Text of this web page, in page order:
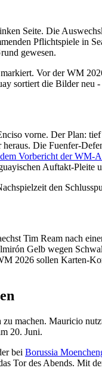
Seite. Die
Pflichtspiele in
gewesen.
Vor der WM
sortiert die Bilder neu
vorne. Der Plan:
Die Fuenfer-
Vorbericht der WM-
Auftakt-Pleite
den
Tim Ream nach
Gelb wegen
2026 sollen Karten-
machen. Mauricio
20. Juni.
bei Borussia
Tor des Abends. Mit